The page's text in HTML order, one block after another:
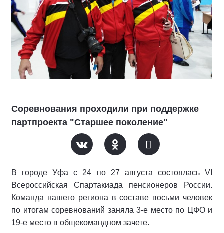
Соревнования проходили при поддержке
партпроекта "Старшее поколение"
В городе Уфа с 24 по 27 августа состоялась VI
Всероссийская Спартакиада пенсионеров России.
Команда нашего региона в составе восьми человек
по итогам соревнований заняла 3-е место по ЦФО и
19-е место в общекомандном зачете.